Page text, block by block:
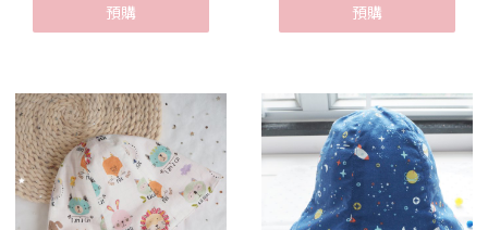
預購 預購